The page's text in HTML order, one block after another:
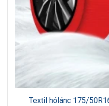
Textil hólánc 175/